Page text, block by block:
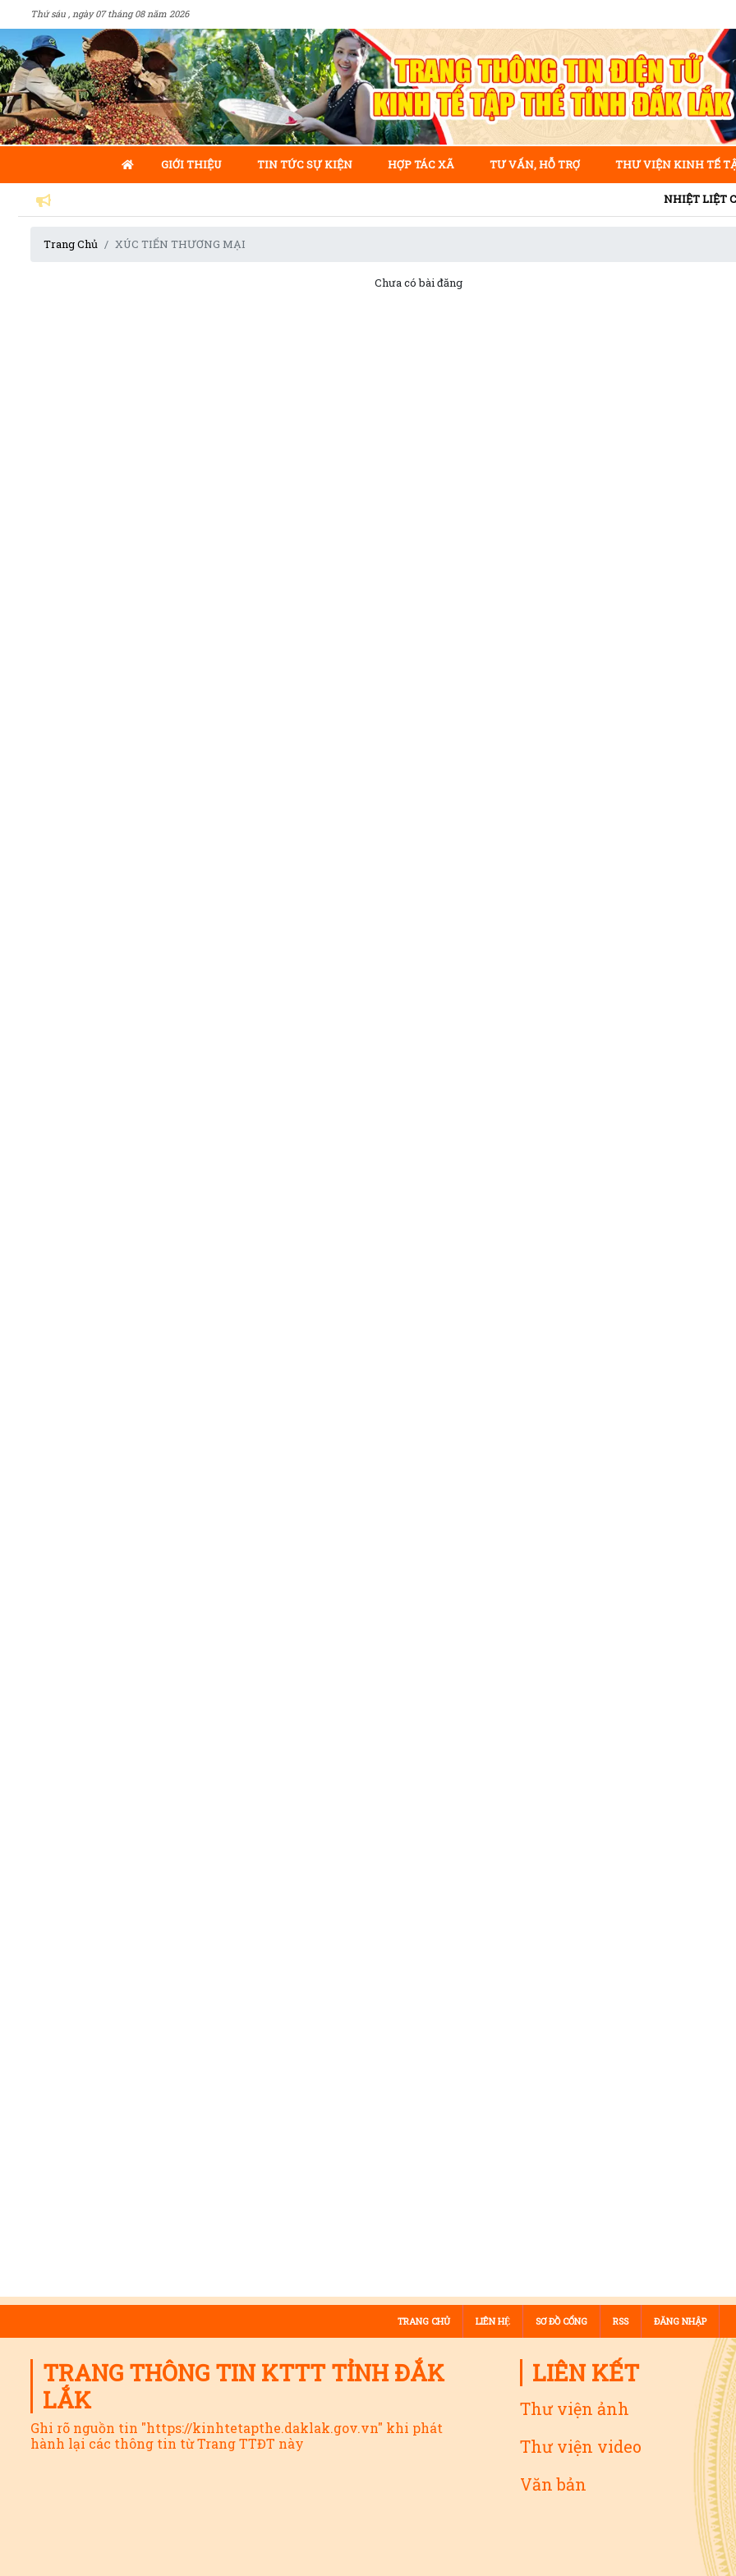
Thứ sáu , ngày 07 tháng 08 năm 2026
GIỚI THIỆU TIN TỨC SỰ KIỆN HỢP TÁC XÃ TƯ VẤN, HỖ TRỢ THƯ VIỆN KINH TẾ
NHIỆT LIỆT CHÀO
Trang Chủ XÚC TIẾN THƯƠNG MẠI
Chưa có bài đăng
TRANG CHỦ LIÊN HỆ SƠ ĐỒ CỔNG RSS ĐĂNG NHẬP
TRANG THÔNG TIN KTTT TỈNH ĐẮK
LẮK
Ghi rõ nguồn tin "https://kinhtetapthe.daklak.gov.vn" khi phát
hành lại các thông tin từ Trang TTĐT này
LIÊN KẾT
Thư viện ảnh
Thư viện video
Văn bản